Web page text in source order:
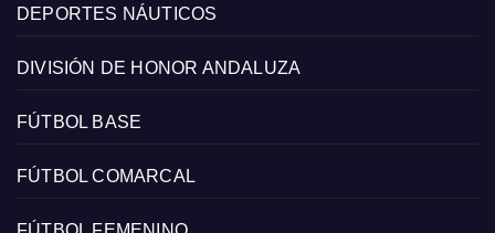
DEPORTES NÁUTICOS
DIVISIÓN DE HONOR ANDALUZA
FÚTBOL BASE
FÚTBOL COMARCAL